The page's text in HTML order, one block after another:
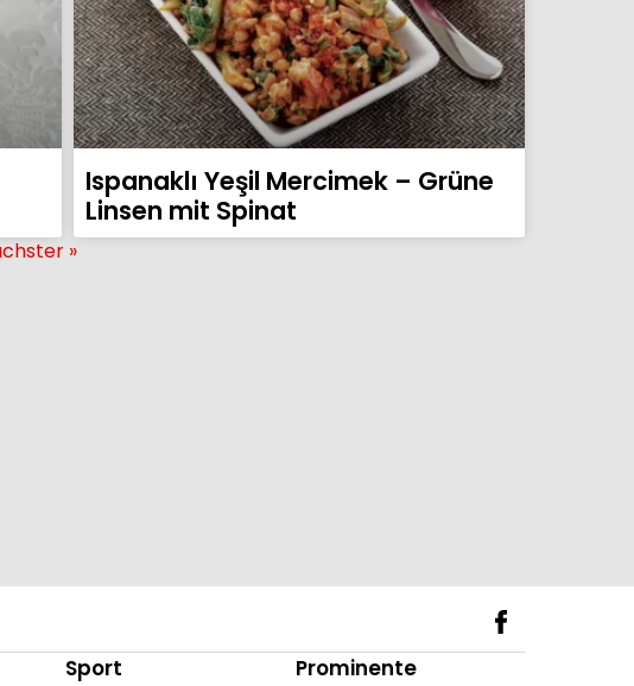
Ispanaklı Yeşil Mercimek – Grüne
Linsen mit Spinat
»
Sport Prominente